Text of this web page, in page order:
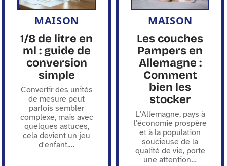
MAISON
1/8 de litre en
ml : guide de
conversion
simple
Convertir des unités
de mesure peut
parfois sembler
complexe, mais avec
quelques astuces,
cela devient un jeu
d'enfant.…
MAISON
Les couches
Pampers en
Allemagne :
Comment
bien les
stocker
L'Allemagne, pays à
l'économie prospère
et à la population
soucieuse de la
qualité de vie, porte
une attention…